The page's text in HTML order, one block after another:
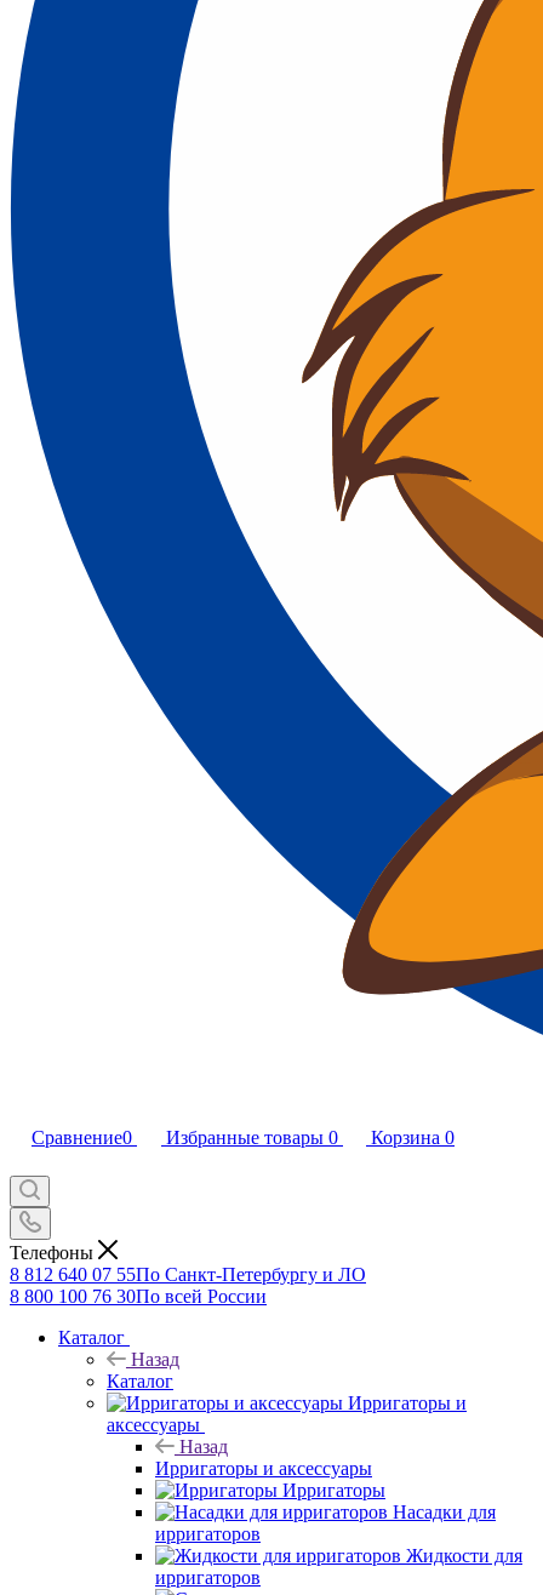
Сравнение0 Избранные товары 0 Корзина 0
Телефоны
8 812 640 07 55По Санкт-Петербургу и ЛО
8 800 100 76 30По всей России
Каталог
Назад
Каталог
Ирригаторы и
аксессуары
Назад
Ирригаторы и аксессуары
Ирригаторы
Насадки для
ирригаторов
Жидкости для
ирригаторов